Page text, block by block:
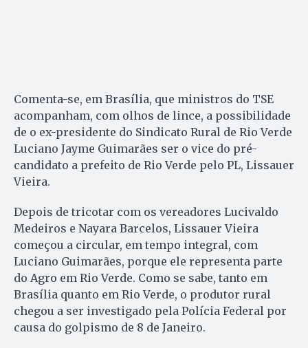
Comenta-se, em Brasília, que ministros do TSE
acompanham, com olhos de lince, a possibilidade
de o ex-presidente do Sindicato Rural de Rio Verde
Luciano Jayme Guimarães ser o vice do pré-
candidato a prefeito de Rio Verde pelo PL, Lissauer
Vieira.
Depois de tricotar com os vereadores Lucivaldo
Medeiros e Nayara Barcelos, Lissauer Vieira
começou a circular, em tempo integral, com
Luciano Guimarães, porque ele representa parte
do Agro em Rio Verde. Como se sabe, tanto em
Brasília quanto em Rio Verde, o produtor rural
chegou a ser investigado pela Polícia Federal por
causa do golpismo de 8 de Janeiro.